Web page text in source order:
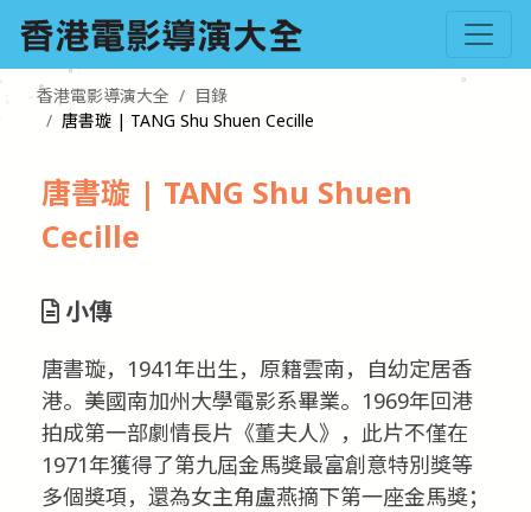
香港電影導演大全
目錄
唐書璇 | TANG Shu Shuen Cecille
唐書璇 | TANG Shu Shuen
Cecille
小傳
唐書璇，1941年出生，原籍雲南，自幼定居香
港。美國南加州大學電影系畢業。1969年回港
拍成第一部劇情長片《董夫人》，此片不僅在
1971年獲得了第九屆金馬獎最富創意特別獎等
多個獎項，還為女主角盧燕摘下第一座金馬獎；